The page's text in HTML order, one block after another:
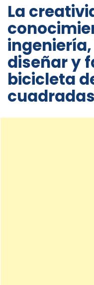
La
diseñar y
bicicleta